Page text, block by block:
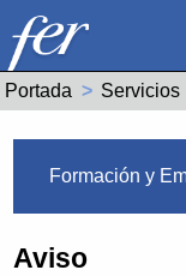
Portada Servicios
Formación y
Aviso